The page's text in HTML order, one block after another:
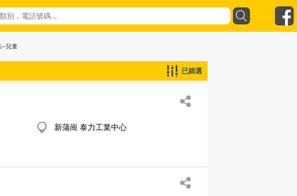
─兒童
已篩選
新蒲崗 泰力工業中心